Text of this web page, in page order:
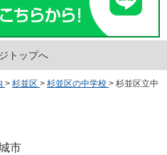
トップへ
> 杉並区 > 杉並区の中学校 > 杉並区立中
市